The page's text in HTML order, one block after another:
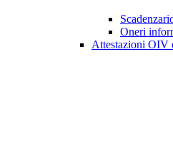
Oneri
Attestazioni OIV